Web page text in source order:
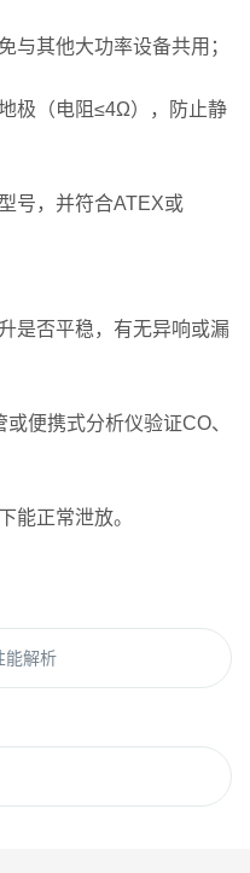
其他大功率设备共用；
（电阻≤4Ω），防止静
，并符合ATEX或
否平稳，有无异响或漏
便携式分析仪验证CO、
正常泄放。
能解析